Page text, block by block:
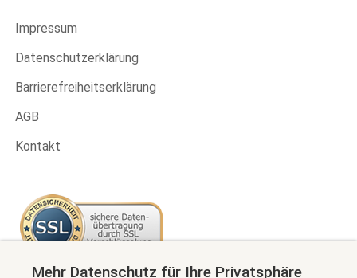
Impressum
Datenschutzerklärung
Barrierefreiheitserklärung
AGB
Kontakt
Mehr Datenschutz für Ihre Privatsphäre